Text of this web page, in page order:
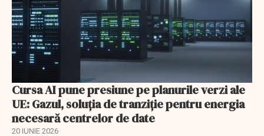
Cursa AI pune presiune pe planurile verzi ale
UE: Gazul, soluția de tranziție pentru energia
necesară centrelor de date
20 IUNIE 2026